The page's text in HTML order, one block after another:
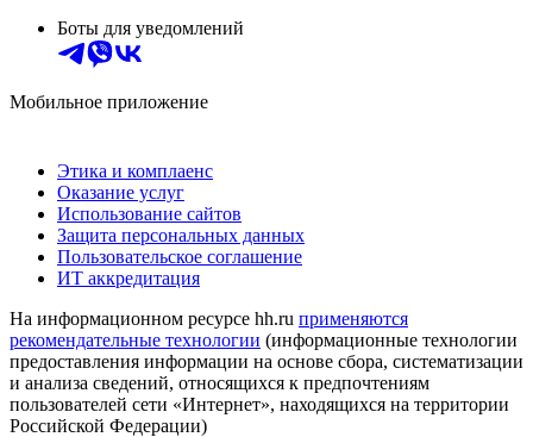
Боты для уведомлений
Мобильное приложение
Этика и комплаенс
Оказание услуг
Использование сайтов
Защита персональных данных
Пользовательское соглашение
ИТ аккредитация
На информационном ресурсе hh.ru применяются
рекомендательные технологии (информационные технологии
предоставления информации на основе сбора, систематизации
и анализа сведений, относящихся к предпочтениям
пользователей сети «Интернет», находящихся на территории
Российской Федерации)